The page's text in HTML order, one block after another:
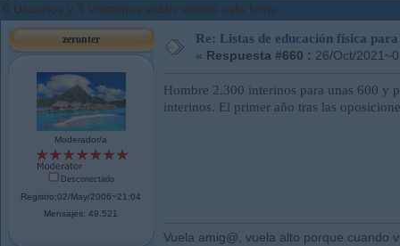
0 Usuarios y 3 Visitantes están viendo este tema.
zeronter
Moderador/a
Desconectado
Registro:02/May/2006~21:04
Mensajes: 49.521
Re: Listas de educación física
« Respuesta #660 : 26/Oct/
Hombre 2.300 interinos para unas 600 y
interinos. El primer año tras las
Vuela amig@, vuela alto porque cuando